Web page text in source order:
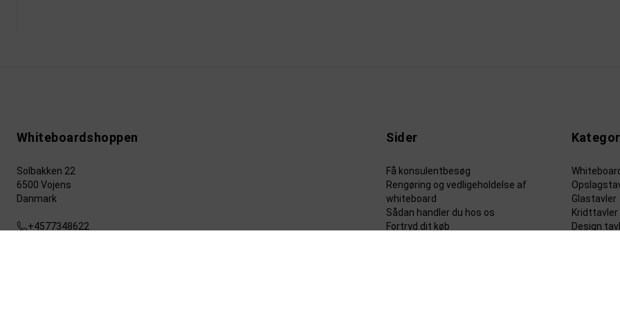
Whiteboardshoppen
Solbakken 22
6500 Vojens
Danmark
+4577348622
Sider
Få konsulentbesøg
Rengøring og vedligeholdelse af
whiteboard
Sådan handler du hos os
Fortryd dit køb
Glastavler
Kridttavler
Design